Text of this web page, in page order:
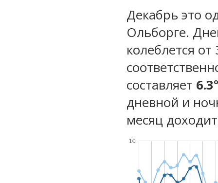
Декабрь это
Ольборге.
колеблется от
составляет 6.3
дневной и
месяц
10